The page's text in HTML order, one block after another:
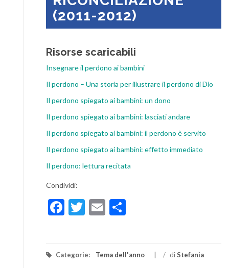
(2011-2012)
Risorse scaricabili
Insegnare il perdono ai bambini
Il perdono – Una storia per illustrare il perdono di Dio
Il perdono spiegato ai bambini: un dono
Il perdono spiegato ai bambini: lasciati andare
Il perdono spiegato ai bambini: il perdono è servito
Il perdono spiegato ai bambini: effetto immediato
Il perdono: lettura recitata
Condividi:
Facebook
Twitter
Email
Categorie: Tema dell'anno / diStefania